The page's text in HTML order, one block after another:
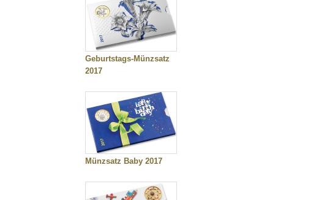
Geburtstags-Münzsatz
2017
Münzsatz Baby 2017